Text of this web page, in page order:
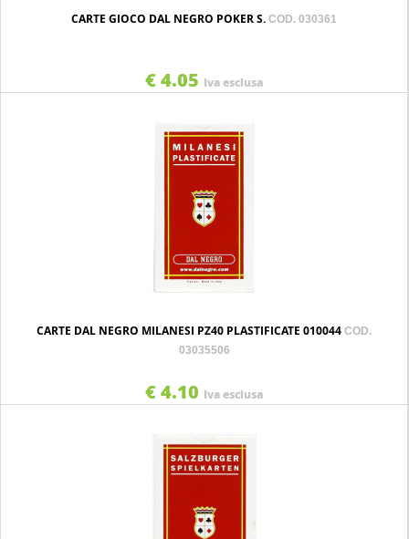
CARTE GIOCO DAL NEGRO POKER S. COD. 030361
€ 4.05 Iva esclusa
CARTE DAL NEGRO MILANESI PZ40 PLASTIFICATE 010044 COD.
03035506
€ 4.10 Iva esclusa